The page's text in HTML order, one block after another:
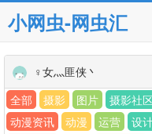
小网虫-网虫汇
♀女灬匪侠丶
全部
摄影 图片 摄影社
动漫资讯
动漫 运营 设